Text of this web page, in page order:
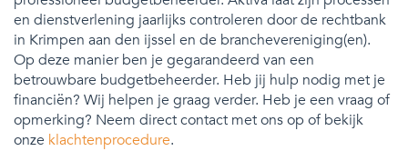
en dienstverlening jaarlijks controleren door de rechtbank
in Krimpen aan den ijssel en de branchevereniging(en).
Op deze manier ben je gegarandeerd van een
betrouwbare budgetbeheerder. Heb jij hulp nodig met je
financiën? Wij helpen je graag verder. Heb je een vraag of
opmerking? Neem direct contact met ons op of bekijk
onze klachtenprocedure.